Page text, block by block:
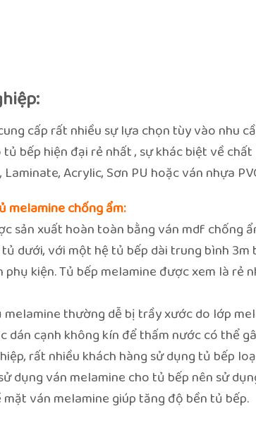
cấp rất nhiều sự lựa chọn tùy vào nhu
bếp hiện đại rẻ nhất , sự khác biệt về
Acrylic, Sơn PU hoặc ván nhựa
melamine chống ẩm:
sản xuất hoàn toàn bằng ván mdf chống
dưới, với một hệ tủ bếp dài trung bình
phụ kiện. Tủ bếp melamine được xem là
thường dễ bị trầy xước do lớp
cạnh không kín để thấm nước có thể
rất nhiều khách hàng sử dụng tủ bếp
dụng ván melamine cho tủ bếp nên sử
ván melamine giúp tăng độ bền tủ bếp.